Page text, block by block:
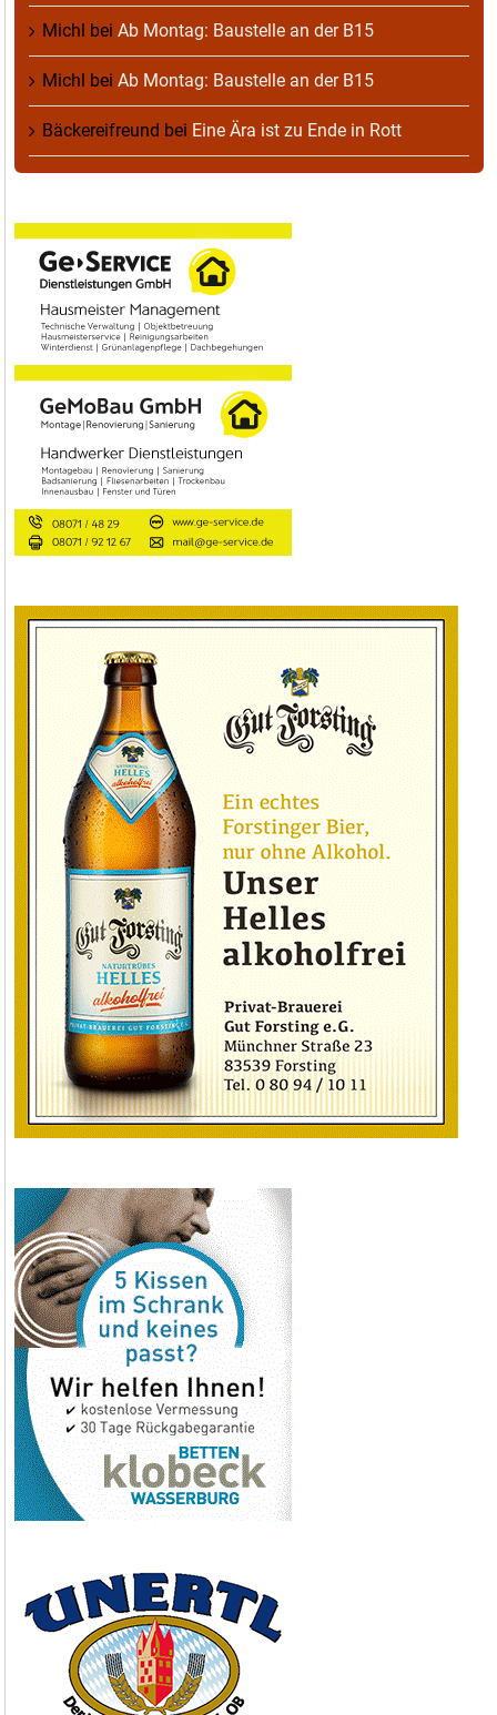
Michl bei Ab Montag: Baustelle an der B15
Michl bei Ab Montag: Baustelle an der B15
Bäckereifreund bei Eine Ära ist zu Ende in Rott